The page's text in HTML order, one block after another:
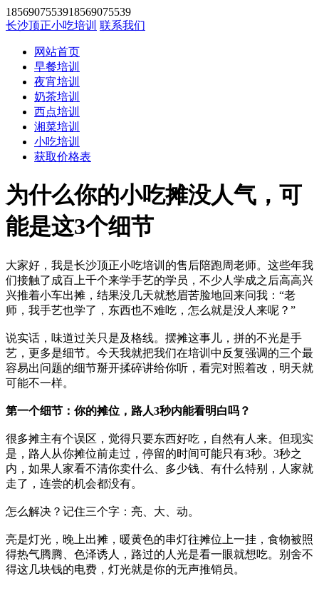
1856907553918569075539
长沙顶正小吃培训 联系我们
网站首页
早餐培训
夜宵培训
奶茶培训
西点培训
湘菜培训
小吃培训
获取价格表
为什么你的小吃摊没人气，可
能是这3个细节
大家好，我是长沙顶正小吃培训的售后陪跑周老师。这些年我
们接触了成百上千个来学手艺的学员，不少人学成之后高高兴
兴推着小车出摊，结果没几天就愁眉苦脸地回来问我：“老
师，我手艺也学了，东西也不难吃，怎么就是没人来呢？”
说实话，味道过关只是及格线。摆摊这事儿，拼的不光是手
艺，更多是细节。今天我就把我们在培训中反复强调的三个最
容易出问题的细节掰开揉碎讲给你听，看完对照着改，明天就
可能不一样。
第一个细节：你的摊位，路人3秒内能看明白吗？
很多摊主有个误区，觉得只要东西好吃，自然有人来。但现实
是，路人从你摊位前走过，停留的时间可能只有3秒。3秒之
内，如果人家看不清你卖什么、多少钱、有什么特别，人家就
走了，连尝的机会都没有。
怎么解决？记住三个字：亮、大、动。
亮是灯光，晚上出摊，暖黄色的串灯往摊位上一挂，食物被照
得热气腾腾、色泽诱人，路过的人光是看一眼就想吃。别舍不
得这几块钱的电费，灯光就是你的无声推销员。